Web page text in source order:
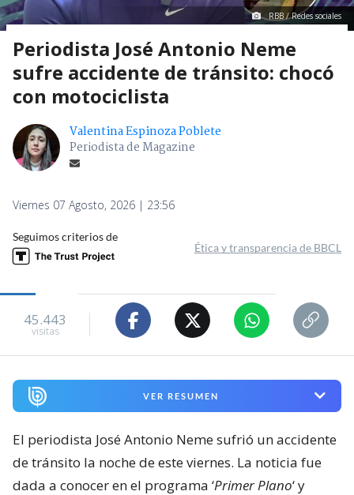
RBB / Redes sociales
Periodista José Antonio Neme
sufre accidente de tránsito: chocó
con motociclista
Valentina Espinoza Poblete
Periodista de Magazine
Viernes 07 Agosto, 2026 | 23:56
Seguimos criterios de
Ética y transparencia de BBCL
45.443
visitas
VER RESUMEN
El periodista José Antonio Neme sufrió un accidente
de tránsito la noche de este viernes. La noticia fue
dada a conocer en el programa ‘Primer Plano‘ y